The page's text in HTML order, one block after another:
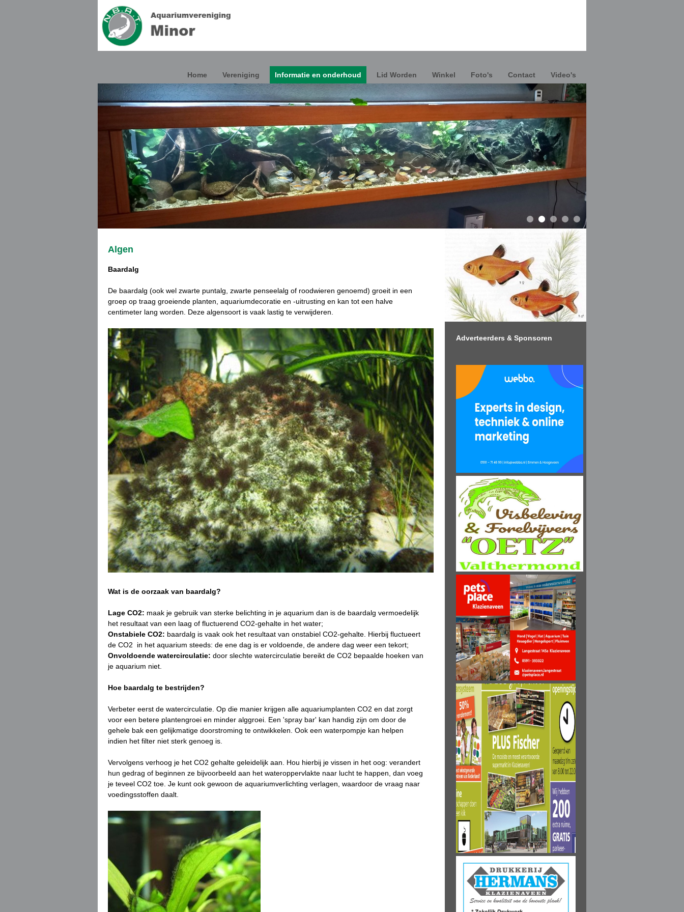
Home Vereniging Informatie en onderhoud Lid Worden Winkel Foto's Contact Video's
Algen
Baardalg
De baardalg (ook wel zwarte puntalg, zwarte penseelalg of roodwieren genoemd) groeit in een
groep op traag groeiende planten, aquariumdecoratie en -uitrusting en kan tot een halve
centimeter lang worden. Deze algensoort is vaak lastig te verwijderen.
Wat is de oorzaak van baardalg?
Lage CO2: maak je gebruik van sterke belichting in je aquarium dan is de baardalg vermoedelijk
het resultaat van een laag of fluctuerend CO2-gehalte in het water;
Onstabiele CO2: baardalg is vaak ook het resultaat van onstabiel CO2-gehalte. Hierbij fluctueert
de CO2 in het aquarium steeds: de ene dag is er voldoende, de andere dag weer een tekort;
Onvoldoende watercirculatie: door slechte watercirculatie bereikt de CO2 bepaalde hoeken van
je aquarium niet.
Hoe baardalg te bestrijden?
Verbeter eerst de watercirculatie. Op die manier krijgen alle aquariumplanten CO2 en dat zorgt
voor een betere plantengroei en minder alggroei. Een 'spray bar' kan handig zijn om door de
gehele bak een gelijkmatige doorstroming te ontwikkelen. Ook een waterpompje kan helpen
indien het filter niet sterk genoeg is.
Vervolgens verhoog je het CO2 gehalte geleidelijk aan. Hou hierbij je vissen in het oog: verandert
hun gedrag of beginnen ze bijvoorbeeld aan het wateroppervlakte naar lucht te happen, dan voeg
je teveel CO2 toe. Je kunt ook gewoon de aquariumverlichting verlagen, waardoor de vraag naar
voedingsstoffen daalt.
Adverteerders & Sponsoren